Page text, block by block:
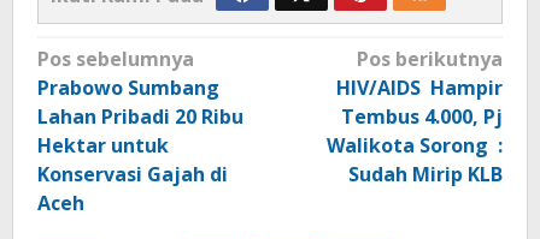
Navigasi
pos
Pos sebelumnya
Prabowo Sumbang
Lahan Pribadi 20 Ribu
Hektar untuk
Konservasi Gajah di
Aceh
Pos berikutnya
HIV/AIDS Hampir
Tembus 4.000, Pj
Walikota Sorong :
Sudah Mirip KLB